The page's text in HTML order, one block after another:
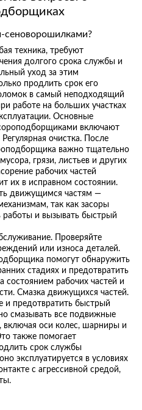
сеноворошилками?
техника, требуют
долгого срока службы и
уход за этим
продлить срок его
в самый неподходящий
работе на больших участках
Основные
включают
очистка. После
важно тщательно
грязи, листьев и других
рабочих частей
их в исправном состоянии.
движущимся частям —
так как засоры
работы и вызывать быстрый
Проверяйте
или износа деталей.
помогут обнаружить
стадиях и предотвратить
состоянием рабочих частей и
Смазка движущихся частей.
и предотвратить быстрый
смазывать все подвижные
оси колес, шарниры и
также помогает
срок службы
эксплуатируется в условиях
с агрессивной средой,